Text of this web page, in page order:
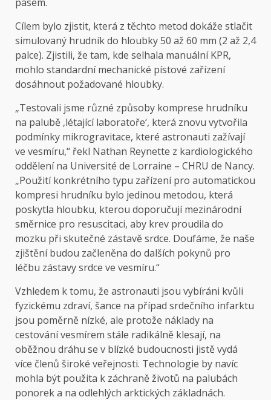
Cílem bylo zjistit, která z těchto metod dokáže stlačit
simulovaný hrudník do hloubky 50 až 60 mm (2 až 2,4
palce). Zjistili, že tam, kde selhala manuální KPR,
mohlo standardní mechanické pístové zařízení
dosáhnout požadované hloubky.
„Testovali jsme různé způsoby komprese hrudníku
na palubě ‚létající laboratoře‘, která znovu vytvořila
podmínky mikrogravitace, které astronauti zažívají
ve vesmíru,“ řekl Nathan Reynette z kardiologického
oddělení na Université de Lorraine – CHRU de Nancy.
„Použití konkrétního typu zařízení pro automatickou
kompresi hrudníku bylo jedinou metodou, která
poskytla hloubku, kterou doporučují mezinárodní
směrnice pro resuscitaci, aby krev proudila do
mozku při skutečné zástavě srdce. Doufáme, že naše
zjištění budou začleněna do dalších pokynů pro
léčbu zástavy srdce ve vesmíru.“
Vzhledem k tomu, že astronauti jsou vybíráni kvůli
fyzickému zdraví, šance na případ srdečního infarktu
jsou poměrně nízké, ale protože náklady na
cestování vesmírem stále radikálně klesají, na
oběžnou dráhu se v blízké budoucnosti jistě vydá
více členů široké veřejnosti. Technologie by navíc
mohla být použita k záchraně životů na palubách
ponorek a na odlehlých arktických základnách.